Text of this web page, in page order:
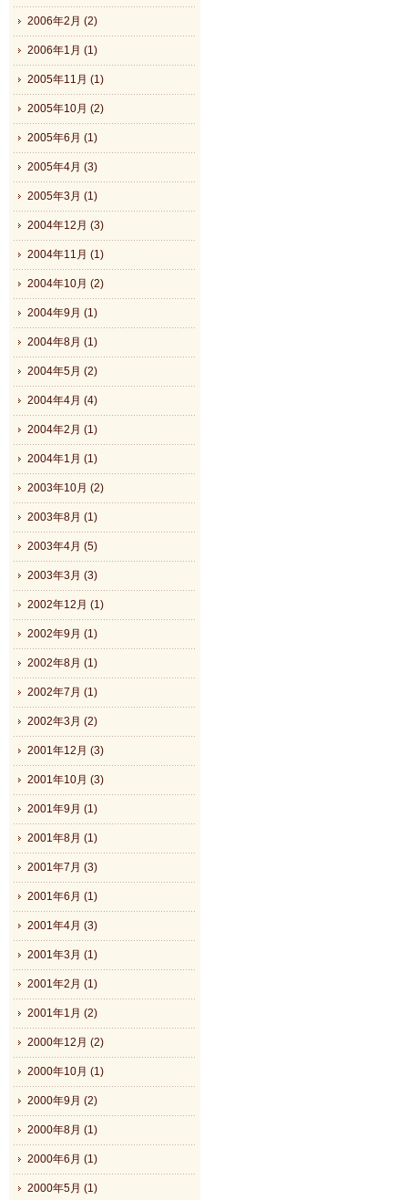
2006年2月 (2)
2006年1月 (1)
2005年11月 (1)
2005年10月 (2)
2005年6月 (1)
2005年4月 (3)
2005年3月 (1)
2004年12月 (3)
2004年11月 (1)
2004年10月 (2)
2004年9月 (1)
2004年8月 (1)
2004年5月 (2)
2004年4月 (4)
2004年2月 (1)
2004年1月 (1)
2003年10月 (2)
2003年8月 (1)
2003年4月 (5)
2003年3月 (3)
2002年12月 (1)
2002年9月 (1)
2002年8月 (1)
2002年7月 (1)
2002年3月 (2)
2001年12月 (3)
2001年10月 (3)
2001年9月 (1)
2001年8月 (1)
2001年7月 (3)
2001年6月 (1)
2001年4月 (3)
2001年3月 (1)
2001年2月 (1)
2001年1月 (2)
2000年12月 (2)
2000年10月 (1)
2000年9月 (2)
2000年8月 (1)
2000年6月 (1)
2000年5月 (1)